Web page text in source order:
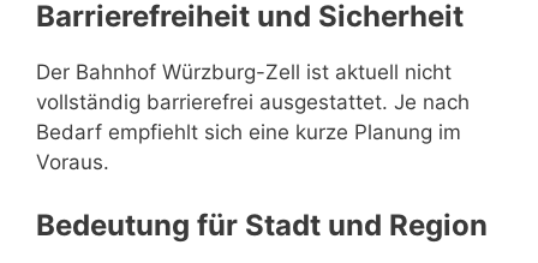
Barrierefreiheit und Sicherheit
Der Bahnhof Würzburg-Zell ist aktuell nicht
vollständig barrierefrei ausgestattet. Je nach
Bedarf empfiehlt sich eine kurze Planung im
Voraus.
Bedeutung für Stadt und Region